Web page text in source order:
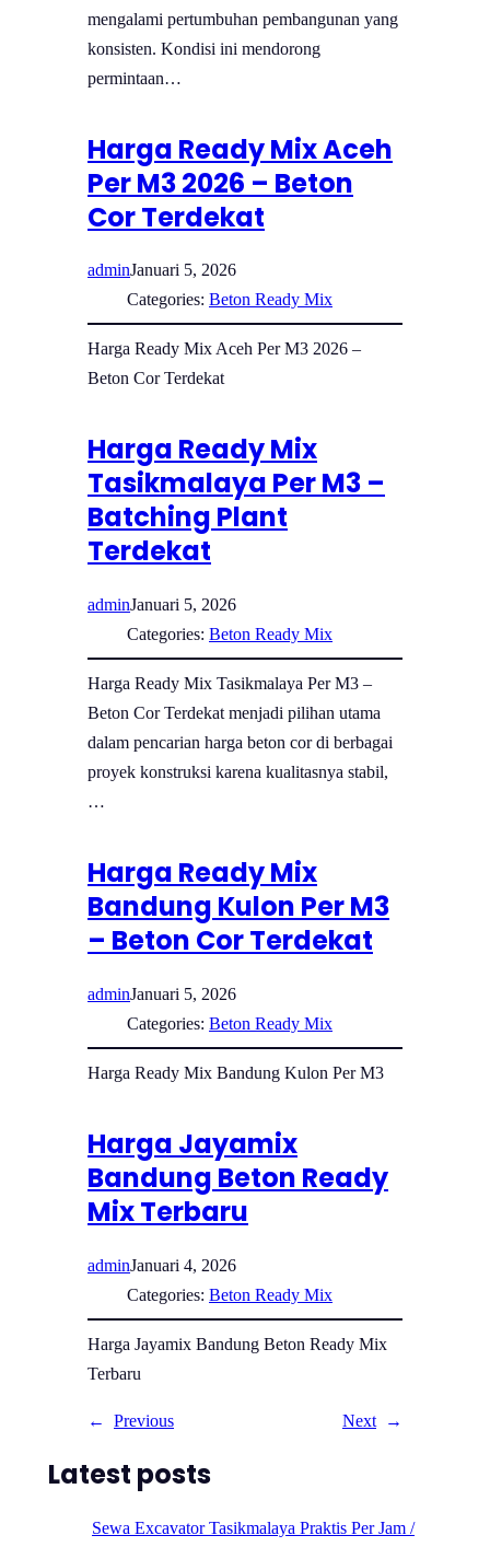
mengalami pertumbuhan pembangunan yang
konsisten. Kondisi ini mendorong
permintaan…
Harga Ready Mix Aceh
Per M3 2026 – Beton
Cor Terdekat
adminJanuari 5, 2026
Categories: Beton Ready Mix
Harga Ready Mix Aceh Per M3 2026 –
Beton Cor Terdekat
Harga Ready Mix
Tasikmalaya Per M3 –
Batching Plant
Terdekat
adminJanuari 5, 2026
Categories: Beton Ready Mix
Harga Ready Mix Tasikmalaya Per M3 –
Beton Cor Terdekat menjadi pilihan utama
dalam pencarian harga beton cor di berbagai
proyek konstruksi karena kualitasnya stabil,
…
Harga Ready Mix
Bandung Kulon Per M3
– Beton Cor Terdekat
adminJanuari 5, 2026
Categories: Beton Ready Mix
Harga Ready Mix Bandung Kulon Per M3
Harga Jayamix
Bandung Beton Ready
Mix Terbaru
adminJanuari 4, 2026
Categories: Beton Ready Mix
Harga Jayamix Bandung Beton Ready Mix
Terbaru
← Previous Next →
Latest posts
Sewa Excavator Tasikmalaya Praktis Per Jam /